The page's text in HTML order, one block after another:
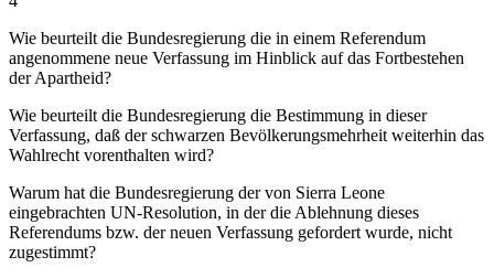
Wie beurteilt die Bundesregierung die in einem Referendum
angenommene neue Verfassung im Hinblick auf das Fortbestehen
der Apartheid?
Wie beurteilt die Bundesregierung die Bestimmung in dieser
Verfassung, daß der schwarzen Bevölkerungsmehrheit weiterhin das
Wahlrecht vorenthalten wird?
Warum hat die Bundesregierung der von Sierra Leone
eingebrachten UN-Resolution, in der die Ablehnung dieses
Referendums bzw. der neuen Verfassung gefordert wurde, nicht
zugestimmt?